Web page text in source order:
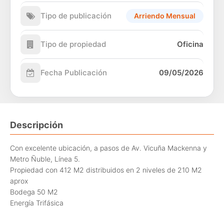
Tipo de publicación Arriendo Mensual
Tipo de propiedad Oficina
Fecha Publicación 09/05/2026
Descripción
Con excelente ubicación, a pasos de Av. Vicuña Mackenna y
Metro Ñuble, Línea 5.
Propiedad con 412 M2 distribuidos en 2 niveles de 210 M2
aprox
Bodega 50 M2
Energía Trifásica